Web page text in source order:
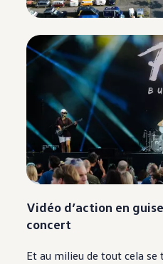
Vidéo d’action en
concert
Et au milieu de tout cela